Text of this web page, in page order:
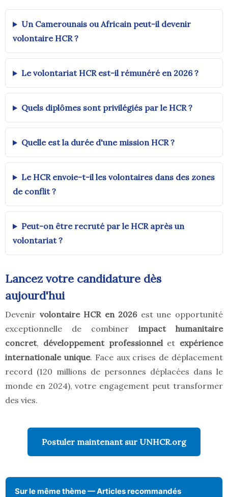
Un Camerounais ou Africain peut-il devenir
volontaire HCR ?
Le volontariat HCR est-il rémunéré en 2026 ?
Quels diplômes sont privilégiés par le HCR ?
Quelle est la durée d'une mission HCR ?
Le HCR envoie-t-il les volontaires dans des zones
de conflit ?
Peut-on être recruté par le HCR après un
volontariat ?
Lancez votre candidature dès
aujourd'hui
Devenir volontaire HCR en 2026est une opportunité
exceptionnelle de combiner impact humanitaire
concret, développement professionnelet expérience
internationale unique. Face aux crises de déplacement
record (120 millions de personnes déplacées dans le
monde en 2024), votre engagement peut transformer
des vies.
Postuler maintenant sur UNHCR.org
Sur le même thème — Articles recommandés